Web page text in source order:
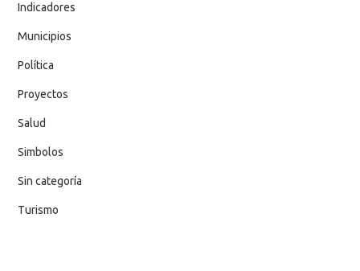
Indicadores
Municipios
Política
Proyectos
Salud
Simbolos
Sin categoría
Turismo